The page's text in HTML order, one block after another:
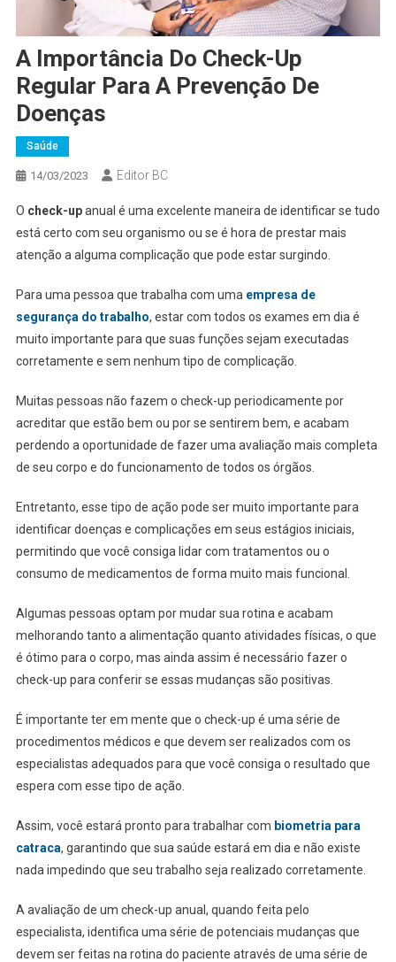
A Importância Do Check-Up
Regular Para A Prevenção De
Doenças
Saúde
14/03/2023 Editor BC
O check-upanual é uma excelente maneira de identificar se tudo
está certo com seu organismo ou se é hora de prestar mais
atenção a alguma complicação que pode estar surgindo.
Para uma pessoa que trabalha com uma empresa de
segurança do trabalho, estar com todos os exames em dia é
muito importante para que suas funções sejam executadas
corretamente e sem nenhum tipo de complicação.
Muitas pessoas não fazem o check-up periodicamente por
acreditar que estão bem ou por se sentirem bem, e acabam
perdendo a oportunidade de fazer uma avaliação mais completa
de seu corpo e do funcionamento de todos os órgãos.
Entretanto, esse tipo de ação pode ser muito importante para
identificar doenças e complicações em seus estágios iniciais,
permitindo que você consiga lidar com tratamentos ou o
consumo de medicamentos de forma muito mais funcional.
Algumas pessoas optam por mudar sua rotina e acabam
melhorando tanto a alimentação quanto atividades físicas, o que
é ótimo para o corpo, mas ainda assim é necessário fazer o
check-up para conferir se essas mudanças são positivas.
É importante ter em mente que o check-up é uma série de
procedimentos médicos e que devem ser realizados com os
especialistas adequados para que você consiga o resultado que
espera com esse tipo de ação.
Assim, você estará pronto para trabalhar com biometria para
catraca, garantindo que sua saúde estará em dia e não existe
nada impedindo que seu trabalho seja realizado corretamente.
A avaliação de um check-up anual, quando feita pelo
especialista, identifica uma série de potenciais mudanças que
devem ser feitas na rotina do paciente através de uma série de